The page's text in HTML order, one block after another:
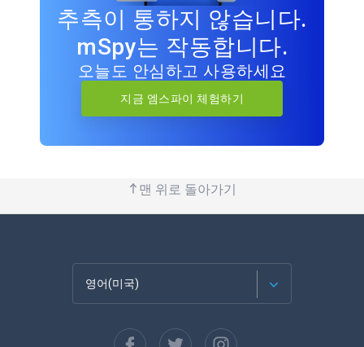
추측이 통하지 않습니다.
mSpy는 작동합니다.
오늘도 안심하고 사용하세요
지금 엠스파이 체험하기
맨 위로 돌아가기
영어(미국)